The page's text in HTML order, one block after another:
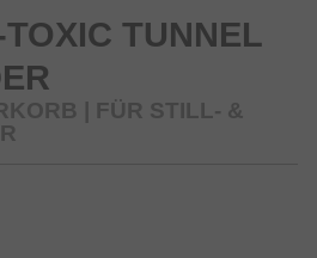
TUNNEL
| FÜR STILL- &